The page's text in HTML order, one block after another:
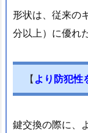
搭
載
両
の
確
方
形状は、従来の
分以上）に優れ
【 より防犯性
鍵交換の際に、